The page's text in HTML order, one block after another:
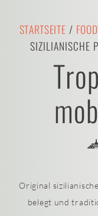
STARTSEITE /
SIZILIANISCHE
Original
belegt und